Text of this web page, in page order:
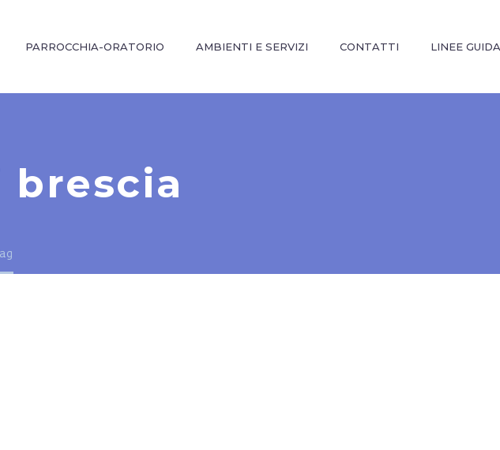
PARROCCHIA-ORATORIO AMBIENTI E SERVIZI CONTATTI LINEE GUIDA